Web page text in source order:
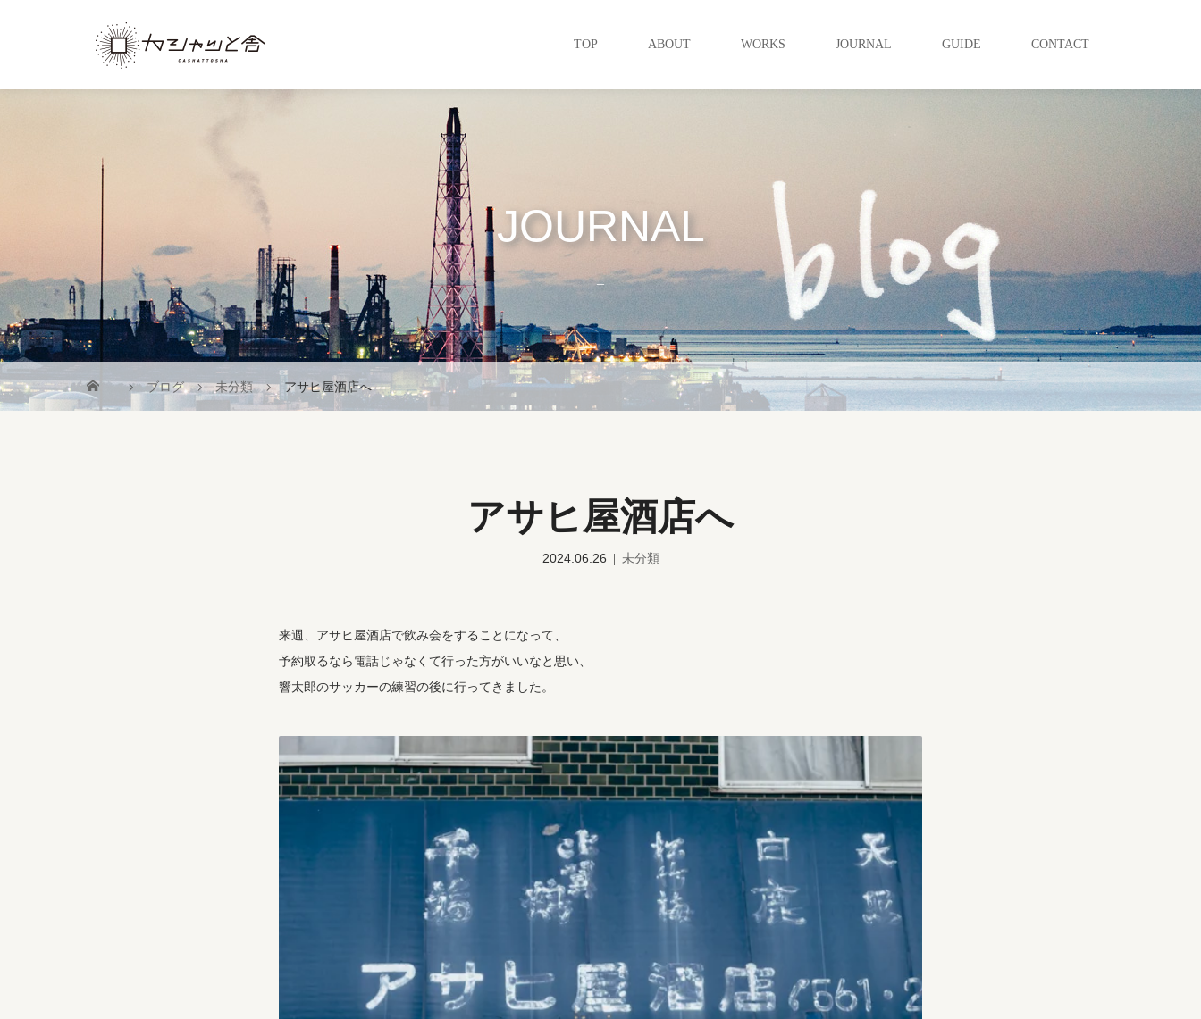
TOP ABOUT WORKS JOURNAL GUIDE CONTACT
JOURNAL
_
ブログ 未分類 アサヒ屋酒店へ
アサヒ屋酒店へ
2024.06.26 未分類
来週、アサヒ屋酒店で飲み会をすることになって、
予約取るなら電話じゃなくて行った方がいいなと思い、
響太郎のサッカーの練習の後に行ってきました。